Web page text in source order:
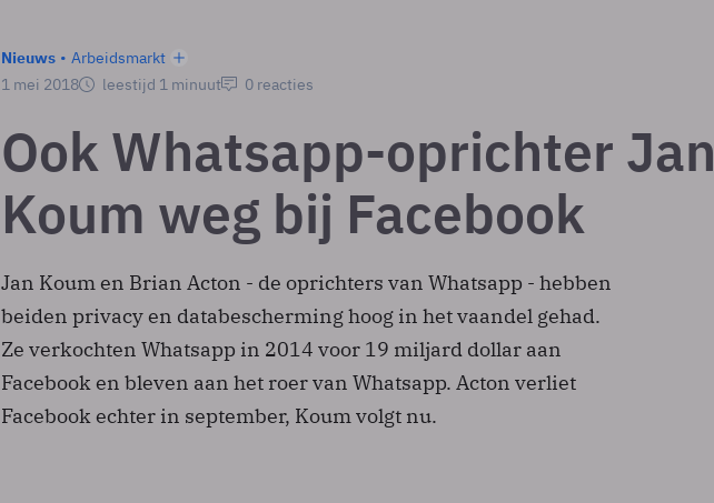
Nieuws
Arbeidsmarkt
1 mei 2018
leestijd 1 minuut 0 reacties
Ook Whatsapp-oprichter Jan
Koum weg bij Facebook
Jan Koum en Brian Acton - de oprichters van Whatsapp - hebben
beiden privacy en databescherming hoog in het vaandel gehad.
Ze verkochten Whatsapp in 2014 voor 19 miljard dollar aan
Facebook en bleven aan het roer van Whatsapp. Acton verliet
Facebook echter in september, Koum volgt nu.